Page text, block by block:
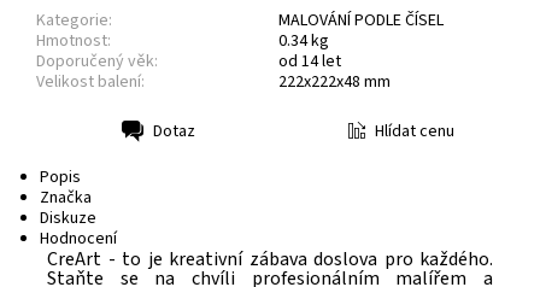
Kategorie:
MALOVÁNÍ PODLE ČÍSEL
Hmotnost:
0.34 kg
Doporučený věk:
od 14 let
Velikost balení:
222x222x48 mm
Dotaz
Hlídat cenu
Popis
Značka
Diskuze
Hodnocení
CreArt - to je kreativní zábava doslova pro každého.
Staňte se na chvíli profesionálním malířem a